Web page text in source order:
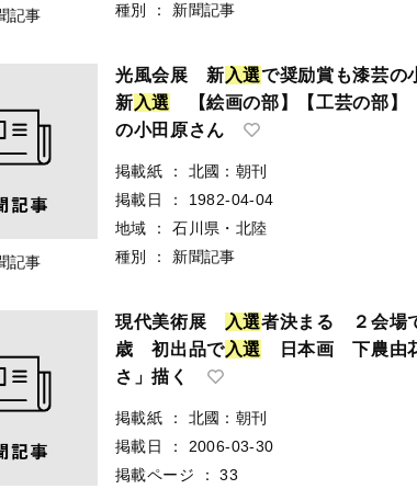
記事
種別
： 新聞記事
記事
光風会展 新 入選で奨励賞も漆芸
新 入選
【絵画の部】【工芸の部】
の小田原さん
掲載紙 ：
北國：朝刊
掲載日
：
1982-04-04
地域
：
石川県・北陸
種別
： 新聞記事
現代美術展 入選者決まる ２会場
歳 初出品で入選
日本画 下農由
さ」描く
掲載紙 ：
北國：朝刊
掲載日
：
2006-03-30
掲載ページ
：
33